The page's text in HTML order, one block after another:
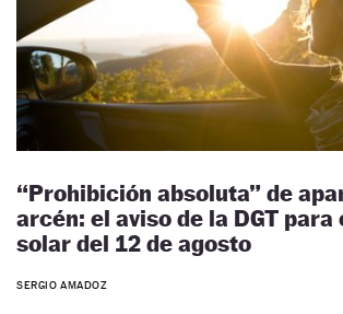
“Prohibición absoluta” de
arcén: el aviso de la DGT
solar del 12 de agosto
SERGIO AMADOZ